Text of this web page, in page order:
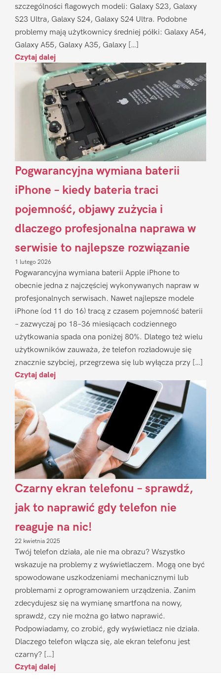
szczególności flagowych modeli: Galaxy S23, Galaxy
S23 Ultra, Galaxy S24, Galaxy S24 Ultra. Podobne
problemy mają użytkownicy średniej półki: Galaxy A54,
Galaxy A55, Galaxy A35, Galaxy […]
Czytaj dalej
Pogwarancyjna wymiana baterii
iPhone – kiedy bateria traci
pojemność, objawy zużycia i
dlaczego profesjonalna naprawa w
serwisie to najlepsze rozwiązanie
1 lutego 2026
Pogwarancyjna wymiana baterii Apple iPhone to
obecnie jedna z najczęściej wykonywanych napraw w
profesjonalnych serwisach. Nawet najlepsze modele
iPhone (od 11 do 16) tracą z czasem pojemność baterii
– zazwyczaj po 18–36 miesiącach codziennego
użytkowania spada ona poniżej 80%. Dlatego też wielu
użytkowników zauważa, że telefon rozładowuje się
znacznie szybciej, przegrzewa się lub wyłącza przy […]
Czytaj dalej
Czarny ekran telefonu – sprawdź,
jak to naprawić gdy telefon nie
reaguje na nic!
22 kwietnia 2025
Twój telefon działa, ale nie ma obrazu? Wszystko
wskazuje na problemy z wyświetlaczem. Mogą one być
spowodowane uszkodzeniami mechanicznymi lub
problemami z oprogramowaniem urządzenia. Zanim
zdecydujesz się na wymianę smartfona na nowy,
sprawdź, czy nie można go łatwo naprawić.
Podpowiadamy, co zrobić, gdy wyświetlacz nie działa.
Dlaczego telefon włącza się, ale ekran telefonu jest
czarny? […]
Czytaj dalej